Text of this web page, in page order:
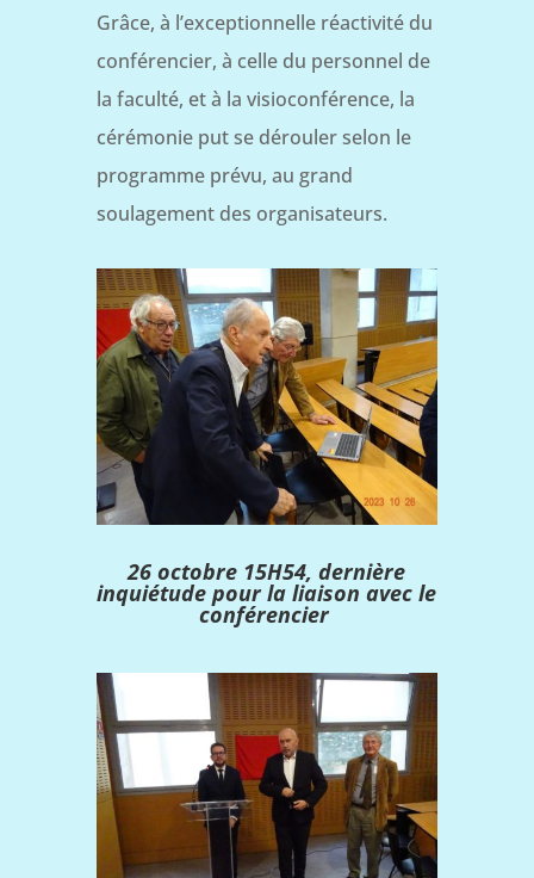
Grâce, à l’exceptionnelle réactivité du
conférencier, à celle du personnel de
la faculté, et à la visioconférence, la
cérémonie put se dérouler selon le
programme prévu, au grand
soulagement des organisateurs.
26 octobre 15H54, dernière
inquiétude pour la liaison avec le
conférencier